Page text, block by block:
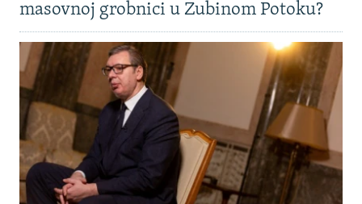
masovnoj grobnici u Zubinom Potoku?